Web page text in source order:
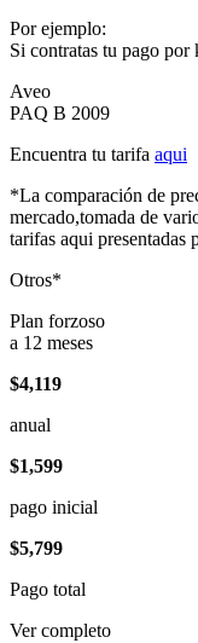
Por ejemplo:
Si contratas tu pago por
Aveo
PAQ B 2009
Encuentra tu tarifa aqui
*La comparación de
mercado,tomada de
tarifas aqui presentadas
Otros*
Plan forzoso
a 12 meses
$4,119
anual
$1,599
pago inicial
$5,799
Pago total
Ver completo